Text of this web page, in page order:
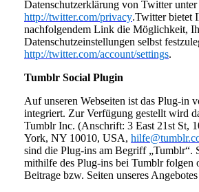
Datenschutzerklärung von Twitter unter
http://twitter.com/privacy.Twitter bietet
nachfolgendem Link die Möglichkeit,
Datenschutzeinstellungen selbst
http://twitter.com/account/settings.
Tumblr Social Plugin
Auf unseren Webseiten ist das Plug-in
integriert. Zur Verfügung gestellt wird
Tumblr Inc. (Anschrift: 3 East 21st St,
York, NY 10010, USA,
sind die Plug-ins am Begriff „Tumblr“.
mithilfe des Plug-ins bei Tumblr folgen
Beitrage bzw. Seiten unseres